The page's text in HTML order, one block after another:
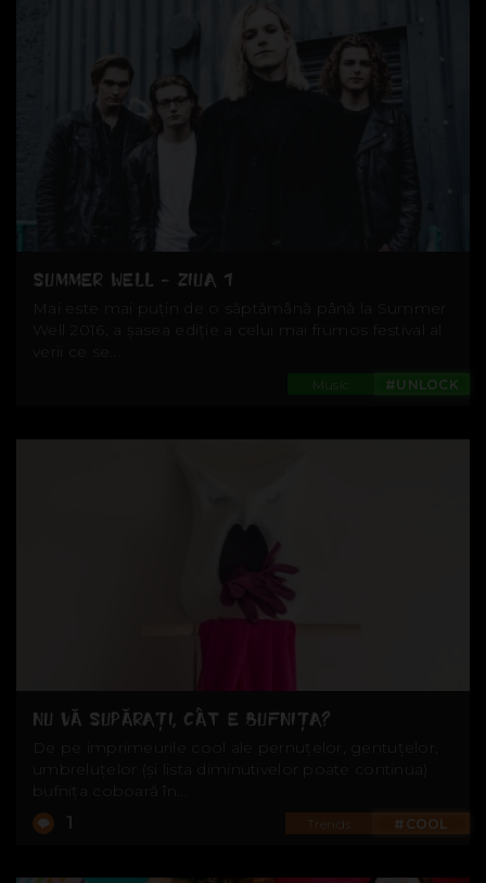
SUMMER WELL - ZIUA 1
Mai este mai puțin de o săptămână până la Summer
Well 2016, a șasea ediție a celui mai frumos festival al
#UNLOCK
Music
NU VĂ SUPĂRAȚI, CÂT E BUFNIȚA?
De pe imprimeurile cool ale pernuțelor, gentuțelor,
umbreluțelor (și lista diminutivelor poate continua)
bufnița coboară în...
#COOL
Trends
1